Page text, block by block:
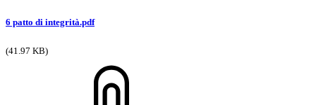
6 patto di integrità.pdf
(41.97 KB)